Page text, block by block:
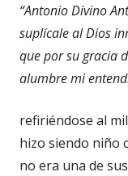
“Antonio Divino
suplícale al Dios
que por su gracia
alumbre mi
refiriéndose al
hizo siendo niño
no era una de